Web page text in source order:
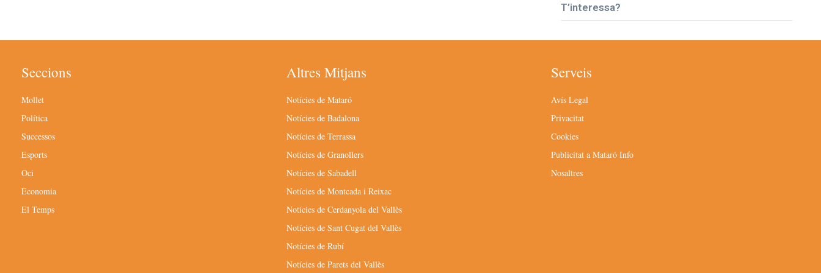
T’interessa?
Seccions
Mollet
Política
Successos
Esports
Oci
Economia
El Temps
Altres Mitjans
Notícies de Mataró
Notícies de Badalona
Notícies de Terrassa
Notícies de Granollers
Notícies de Sabadell
Notícies de Montcada i Reixac
Notícies de Cerdanyola del Vallès
Notícies de Sant Cugat del Vallès
Notícies de Rubí
Notícies de Parets del Vallès
Serveis
Avís Legal
Privacitat
Cookies
Publicitat a Mataró Info
Nosaltres